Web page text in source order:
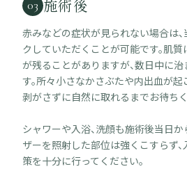
03 施術後
赤みなどの症状が見られない場合は
クしていただくことが可能です。肌
が残ることがありますが、数日中に
す。所々小さなかさぶたや内出血が起
剥がさずに自然に取れるまでお待ちく
シャワーや入浴、洗顔も施術後当日か
ザーを照射した部位は強くこすらず
策を十分に行ってください。